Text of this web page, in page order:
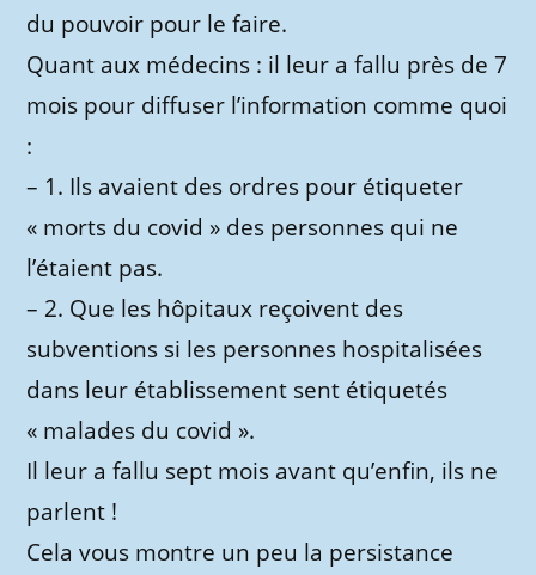
du pouvoir pour le faire.
Quant aux médecins : il leur a fallu près de 7
mois pour diffuser l’information comme quoi
:
– 1. Ils avaient des ordres pour étiqueter
« morts du covid » des personnes qui ne
l’étaient pas.
– 2. Que les hôpitaux reçoivent des
subventions si les personnes hospitalisées
dans leur établissement sent étiquetés
« malades du covid ».
Il leur a fallu sept mois avant qu’enfin, ils ne
parlent !
Cela vous montre un peu la persistance